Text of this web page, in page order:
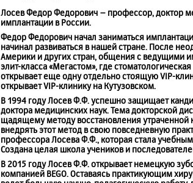
Лосев Федор Федорович – профессор, доктор
имплантации в России.
Федор Федорович начал заниматься
начинал развиваться в нашей стране. После
Америки и других стран, общения с ведущими
элит-класса «Мегастом», где
открывает еще одну отдельно стоящуюVIP-
открываетVIP-клинику на Кутузовском.
В 1994 году Лосев Ф.Ф. успешно защищает
доктора медицинских наук. Тема докторской
щадящему методу восстановления утраченной
внедрять этот метод в свою повседневную
профессора Лосева Ф.Ф., которая стала
Создана целая школа учеников и
В 2015 году Лосев Ф.Ф. открывает немецкую
компанией BEGO. Оставаясь практикующим